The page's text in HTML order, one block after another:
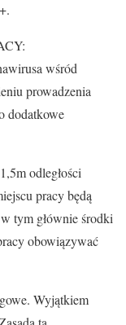
wśród
prowadzenia
dodatkowe
odległości
pracy będą
tym głównie środki
obowiązywać
Wyjątkiem